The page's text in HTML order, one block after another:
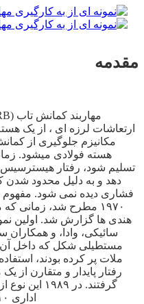
مقدمه
ارتعاشات لرزه­ ای ، از یک
مکانیزم جلوگیری از
هسته فولادی می­شود.
دهد و به دلیل محدود
فشاری دیده نمی ­شود. مفهوم
۱۹۷۰ مطرح شد، زمانی
هندی­ ها گزارش شد. اولین
سائیکی، وادا، و
مستطیلی شکل که داخل آن
ملات پر کرده بودند،
رفتار پایدار و متقارن از
گرفتند. در
اداری ۱۰ و ۱۵ طبقه فولادی به کار برده شد.